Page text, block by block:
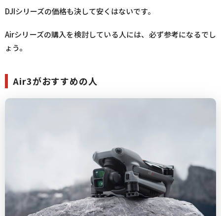
DJIシリーズの価格も決して安くはないです。
Airシリーズの購入を検討している人には、必ず参考になるでし
ょう。
Air3がおすすめの人